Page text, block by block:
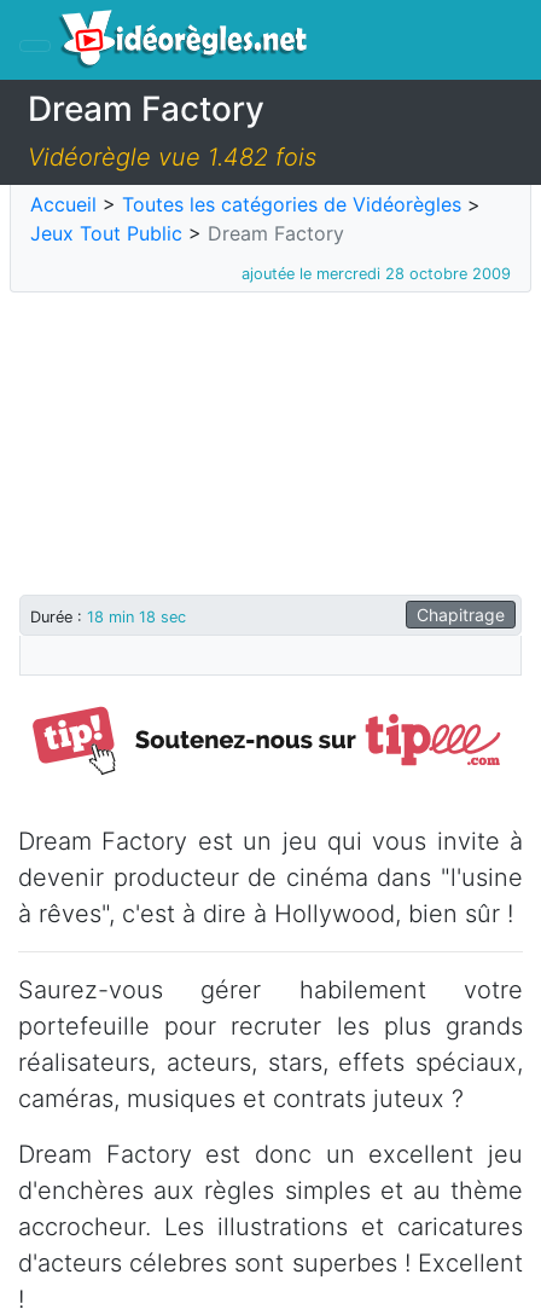
Dream Factory
Vidéorègle vue 1.482 fois
Accueil > Toutes les catégories de Vidéorègles >
Jeux Tout Public > Dream Factory
ajoutée le mercredi 28 octobre 2009
Durée : 18 min 18 sec Chapitrage
Dream Factory est un jeu qui vous invite à
devenir producteur de cinéma dans "l'usine
à rêves", c'est à dire à Hollywood, bien sûr !
Saurez-vous gérer habilement votre
portefeuille pour recruter les plus grands
réalisateurs, acteurs, stars, effets spéciaux,
caméras, musiques et contrats juteux ?
Dream Factory est donc un excellent jeu
d'enchères aux règles simples et au thème
accrocheur. Les illustrations et caricatures
d'acteurs célebres sont superbes ! Excellent
!